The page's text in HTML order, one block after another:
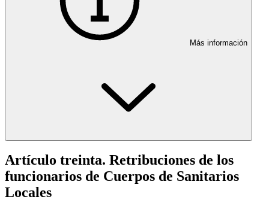
Más información
Artículo treinta. Retribuciones de los
funcionarios de Cuerpos de Sanitarios
Locales